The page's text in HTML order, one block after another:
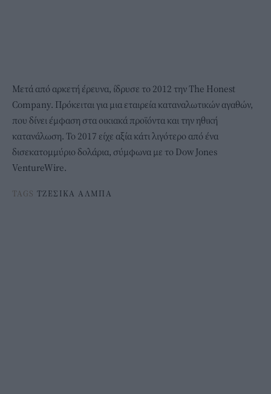
Μετά από αρκετή έρευνα, ίδρυσε το 2012 την The Honest
Company. Πρόκειται για μια εταιρεία καταναλωτικών αγαθών,
που δίνει έμφαση στα οικιακά προϊόντα και την ηθική
κατανάλωση. Το 2017 είχε αξία κάτι λιγότερο από ένα
δισεκατομμύριο δολάρια, σύμφωνα με το Dow Jones
VentureWire.
TAGS ΤΖΕΣΙΚΑ ΑΛΜΠΑ